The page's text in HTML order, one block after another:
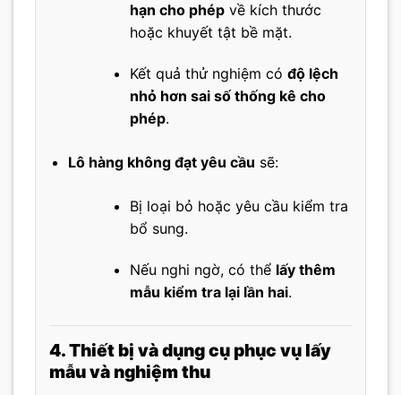
hạn cho phépvề kích thước
hoặc khuyết tật bề mặt.
Kết quả thử nghiệm có độ lệch
nhỏ hơn sai số thống kê cho
phép.
Lô hàng không đạt yêu cầu sẽ:
Bị loại bỏ hoặc yêu cầu kiểm tra
bổ sung.
Nếu nghi ngờ, có thể lấy thêm
mẫu kiểm tra lại lần hai.
4. Thiết bị và dụng cụ phục vụ lấy
mẫu và nghiệm thu